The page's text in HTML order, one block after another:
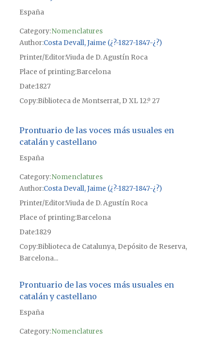
España
Category:Nomenclatures
Author Costa Devall, Jaime (¿?-1827-1847-¿?)
Printer/EditorViuda de D. Agustín Roca
Place of printingBarcelona
Date1827
CopyBiblioteca de Montserrat, D XL 12.º 27
Prontuario de las voces más usuales en
catalán y castellano
España
Category:Nomenclatures
Author Costa Devall, Jaime (¿?-1827-1847-¿?)
Printer/EditorViuda de D. Agustín Roca
Place of printingBarcelona
Date1829
CopyBiblioteca de Catalunya, Depósito de Reserva,
Barcelona...
Prontuario de las voces más usuales en
catalán y castellano
España
Category:Nomenclatures